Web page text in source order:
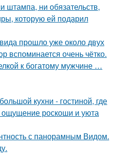
штампа, ни обязательств,
которую ей подарил
прошло уже около двух
вспоминается очень чётко.
к богатому мужчине …
кухни - гостиной, где
ощущение роскоши и уюта
с панорамным Видом.